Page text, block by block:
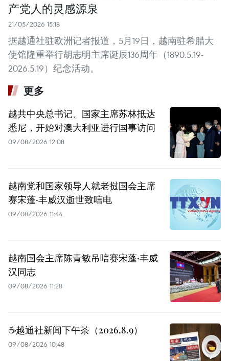
产党人的灵感源泉
21/05/2026 15:18
据越通社驻欧洲记者报道，5月19日，越南驻希腊大
使馆隆重举行胡志明主席诞辰136周年（1890.5.19-
2026.5.19）纪念活动。
更多
越共中央总书记、国家主席苏林抵达
悉尼，开始对澳大利亚进行国事访问
09/08/2026 12:08
越南党和国家领导人就老挝国会主席
赛宋蓬·丰威汉逝世致唁电
09/08/2026 11:44
越南国会主席陈青敏吊唁赛宋蓬·丰威
汉同志
09/08/2026 11:28
☕️越通社新闻下午茶（2026.8.9）
09/08/2026 10:48